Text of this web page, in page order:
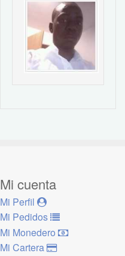
Mi cuenta
Mi Perfil
Mi Pedidos
Mi Monedero
Mi Cartera